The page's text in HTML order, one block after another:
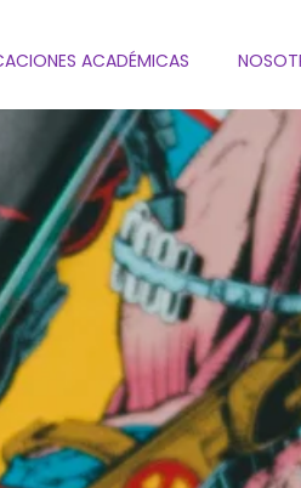
ACADÉMICAS